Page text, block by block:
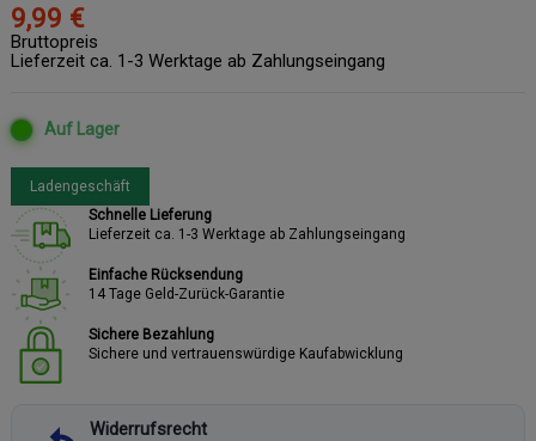
9,99 €
Bruttopreis
Lieferzeit ca. 1-3 Werktage ab Zahlungseingang
Auf Lager
Ladengeschäft
Schnelle Lieferung
Lieferzeit ca. 1-3 Werktage ab Zahlungseingang
Einfache Rücksendung
14 Tage Geld-Zurück-Garantie
Sichere Bezahlung
Sichere und vertrauenswürdige Kaufabwicklung
Widerrufsrecht